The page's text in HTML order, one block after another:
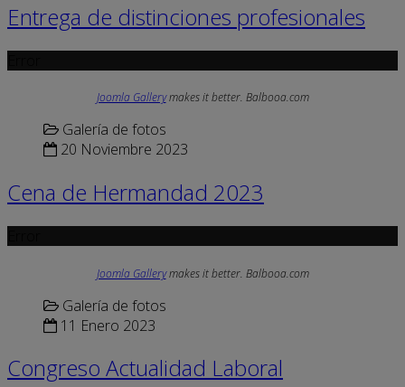
Entrega de distinciones profesionales
Joomla Gallerymakes it better. Balbooa.com
Galería de fotos
20 Noviembre 2023
Cena de Hermandad 2023
Joomla Gallerymakes it better. Balbooa.com
Galería de fotos
11 Enero 2023
Congreso Actualidad Laboral